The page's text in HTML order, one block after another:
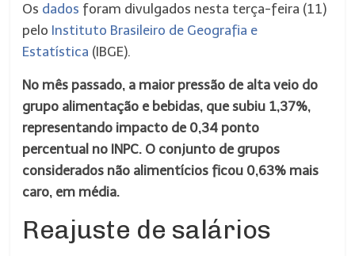
Os dados foram divulgados nesta terça-feira (11)
pelo Instituto Brasileiro de Geografia e
Estatística (IBGE).
No mês passado, a maior pressão de alta veio do
grupo alimentação e bebidas, que subiu 1,37%,
representando impacto de 0,34 ponto
percentual no INPC. O conjunto de grupos
considerados não alimentícios ficou 0,63% mais
caro, em média.
Reajuste de salários